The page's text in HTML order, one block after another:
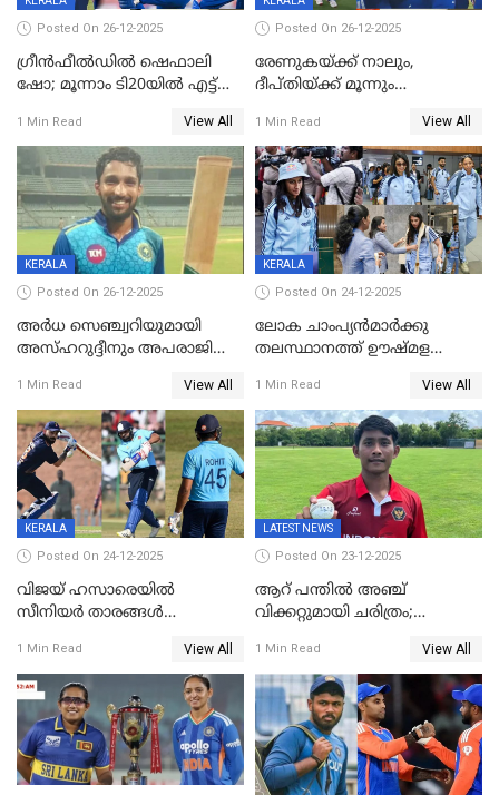
Posted On 26-12-2025
ഗ്രീന്‍ഫീല്‍ഡില്‍ ഷെഫാലി
ഷോ; മൂന്നാം ടി20യിൽ എട്ട്
വനിതകള്‍ക്കെതിരായ ടി20
പരമ്പര ഇന്ത്യക്ക്
1 Min Read View All
Posted On 26-12-2025
രേണുകയ്ക്ക് നാലും,
ദീപ്തിയ്ക്ക് മൂന്നും
ടി20യിലും ശ്രീലങ്കയ്ക്ക്
ബാറ്റിംഗ് തകര്‍ച്ച; ഇന്ത്യയ്ക്ക്
വിജയലക്ഷ്യം 113 റൺസ്
1 Min Read View All
KERALA
Posted On 26-12-2025
അർധ സെഞ്ച്വറിയുമായി
അസ്ഹറുദ്ദീനും അപരാജിതും
റൺസ് വിജയലക്ഷ്യമുയർത്തി
കേരളം
1 Min Read View All
KERALA
Posted On 24-12-2025
ലോക ചാംപ്യൻമാർക്കു
തലസ്ഥാനത്ത് ഊഷ്മള
മത്സരം ജയിച്ചാൽ ഇന്ത്യയ്ക്കു
പരമ്പര
1 Min Read View All
KERALA
Posted On 24-12-2025
വിജയ് ഹസാരെയിൽ
സീനിയർ താരങ്ങൾ
സച്ചിന്‍റെ റെക്കോഡ് മറികടന്ന്
കോഹ്‌ലി, രോഹിത്
വാർണർക്കൊപ്പം
1 Min Read View All
LATEST NEWS
Posted On 23-12-2025
ആറ് പന്തിൽ അഞ്ച്
വിക്കറ്റുമായി ചരിത്രം;
റെക്കോഡുമായി
ഇന്തോനേഷ്യൻ താരം
1 Min Read View All